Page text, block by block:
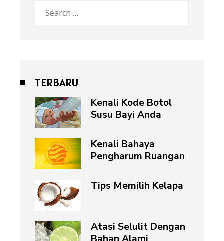
for:
TERBARU
Kenali Kode Botol
Susu Bayi Anda
Kenali Bahaya
Pengharum Ruangan
Tips Memilih Kelapa
Atasi Selulit Dengan